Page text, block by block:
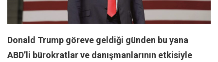
YouTube
Donald Trump göreve geldiği günden bu yana
ABD’li bürokratlar ve danışmanlarının etkisiyle